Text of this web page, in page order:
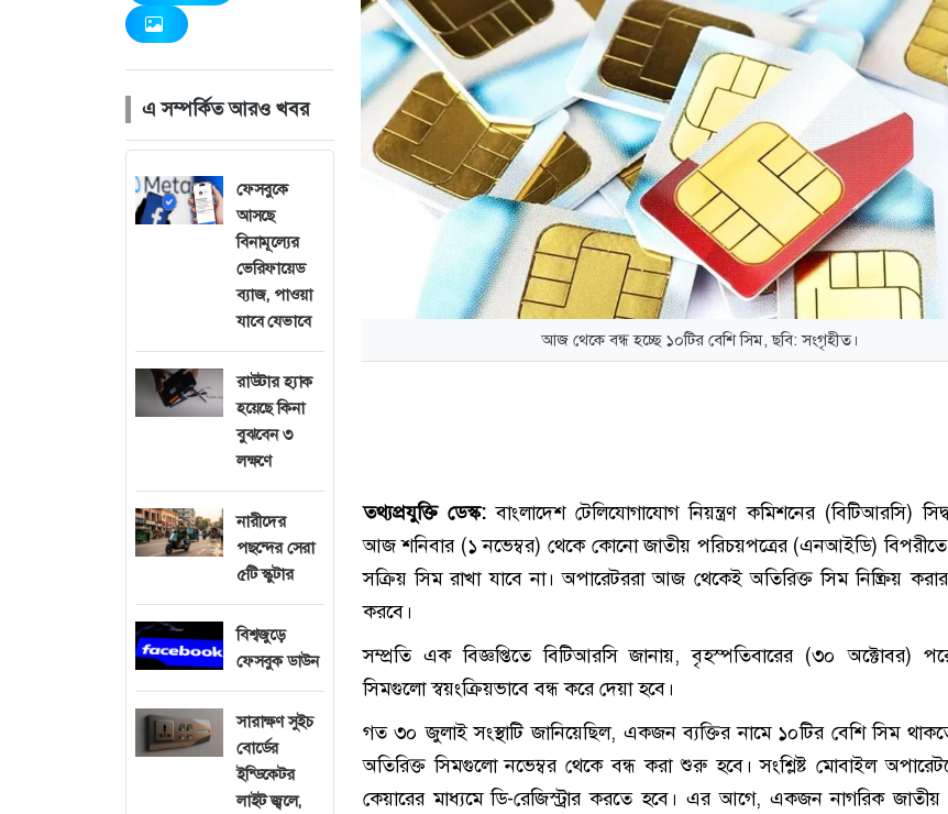
এ সম্পর্কিত আরও খবর
ফেসবুকে
আসছে
বিনামূল্যের
ভেরিফায়েড
ব্যাজ, পাওয়া
যাবে যেভাবে
রাউটার হ্যাক
হয়েছে কিনা
বুঝবেন ৩
লক্ষণে
নারীদের
পছন্দের সেরা
৫টি স্কুটার
বিশ্বজুড়ে
ফেসবুক ডাউন
সারাক্ষণ সুইচ
বোর্ডের
ইন্ডিকেটর
লাইট জ্বলে,
আজ থেকে বন্ধ হচ্ছে ১০টির বেশি সিম, ছবি: সংগৃহীত।
তথ্যপ্রযুক্তি ডেস্ক:বাংলাদেশ টেলিযোগাযোগ নিয়ন্ত্রণ কমিশনের (বিটিআরসি)
আজ শনিবার (১ নভেম্বর) থেকে কোনো জাতীয় পরিচয়পত্রের (এনআইডি) বিপরীতে
সক্রিয় সিম রাখা যাবে না। অপারেটররা আজ থেকেই অতিরিক্ত সিম নিষ্ক্রিয়
করবে।
সম্প্রতি এক বিজ্ঞপ্তিতে বিটিআরসি জানায়, বৃহস্পতিবারের (৩০ অক্টোবর)
সিমগুলো স্বয়ংক্রিয়ভাবে বন্ধ করে দেয়া হবে।
গত ৩০ জুলাই সংস্থাটি জানিয়েছিল, একজন ব্যক্তির নামে ১০টির বেশি সিম
অতিরিক্ত সিমগুলো নভেম্বর থেকে বন্ধ করা শুরু হবে। সংশ্লিষ্ট মোবাইল
কেয়ারের মাধ্যমে ডি-রেজিস্ট্রার করতে হবে। এর আগে, একজন নাগরিক জাতীয়